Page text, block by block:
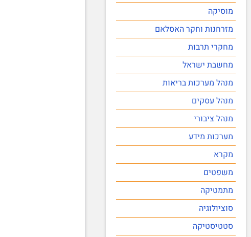
מוסיקה
מזרחנות וחקר האסלאם
מחקרי תרבות
מחשבת ישראל
מנהל מערכות בריאות
מנהל עסקים
מנהל ציבורי
מערכות מידע
מקרא
משפטים
מתמטיקה
סוציולוגיה
סטטיסטיקה